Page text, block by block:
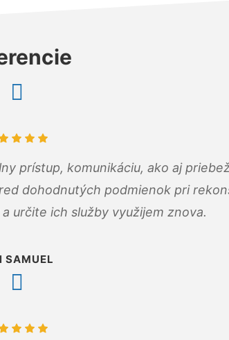
prístup, komunikáciu, ako aj
dohodnutých podmienok pri
určite ich služby využijem znova.
SAMUEL